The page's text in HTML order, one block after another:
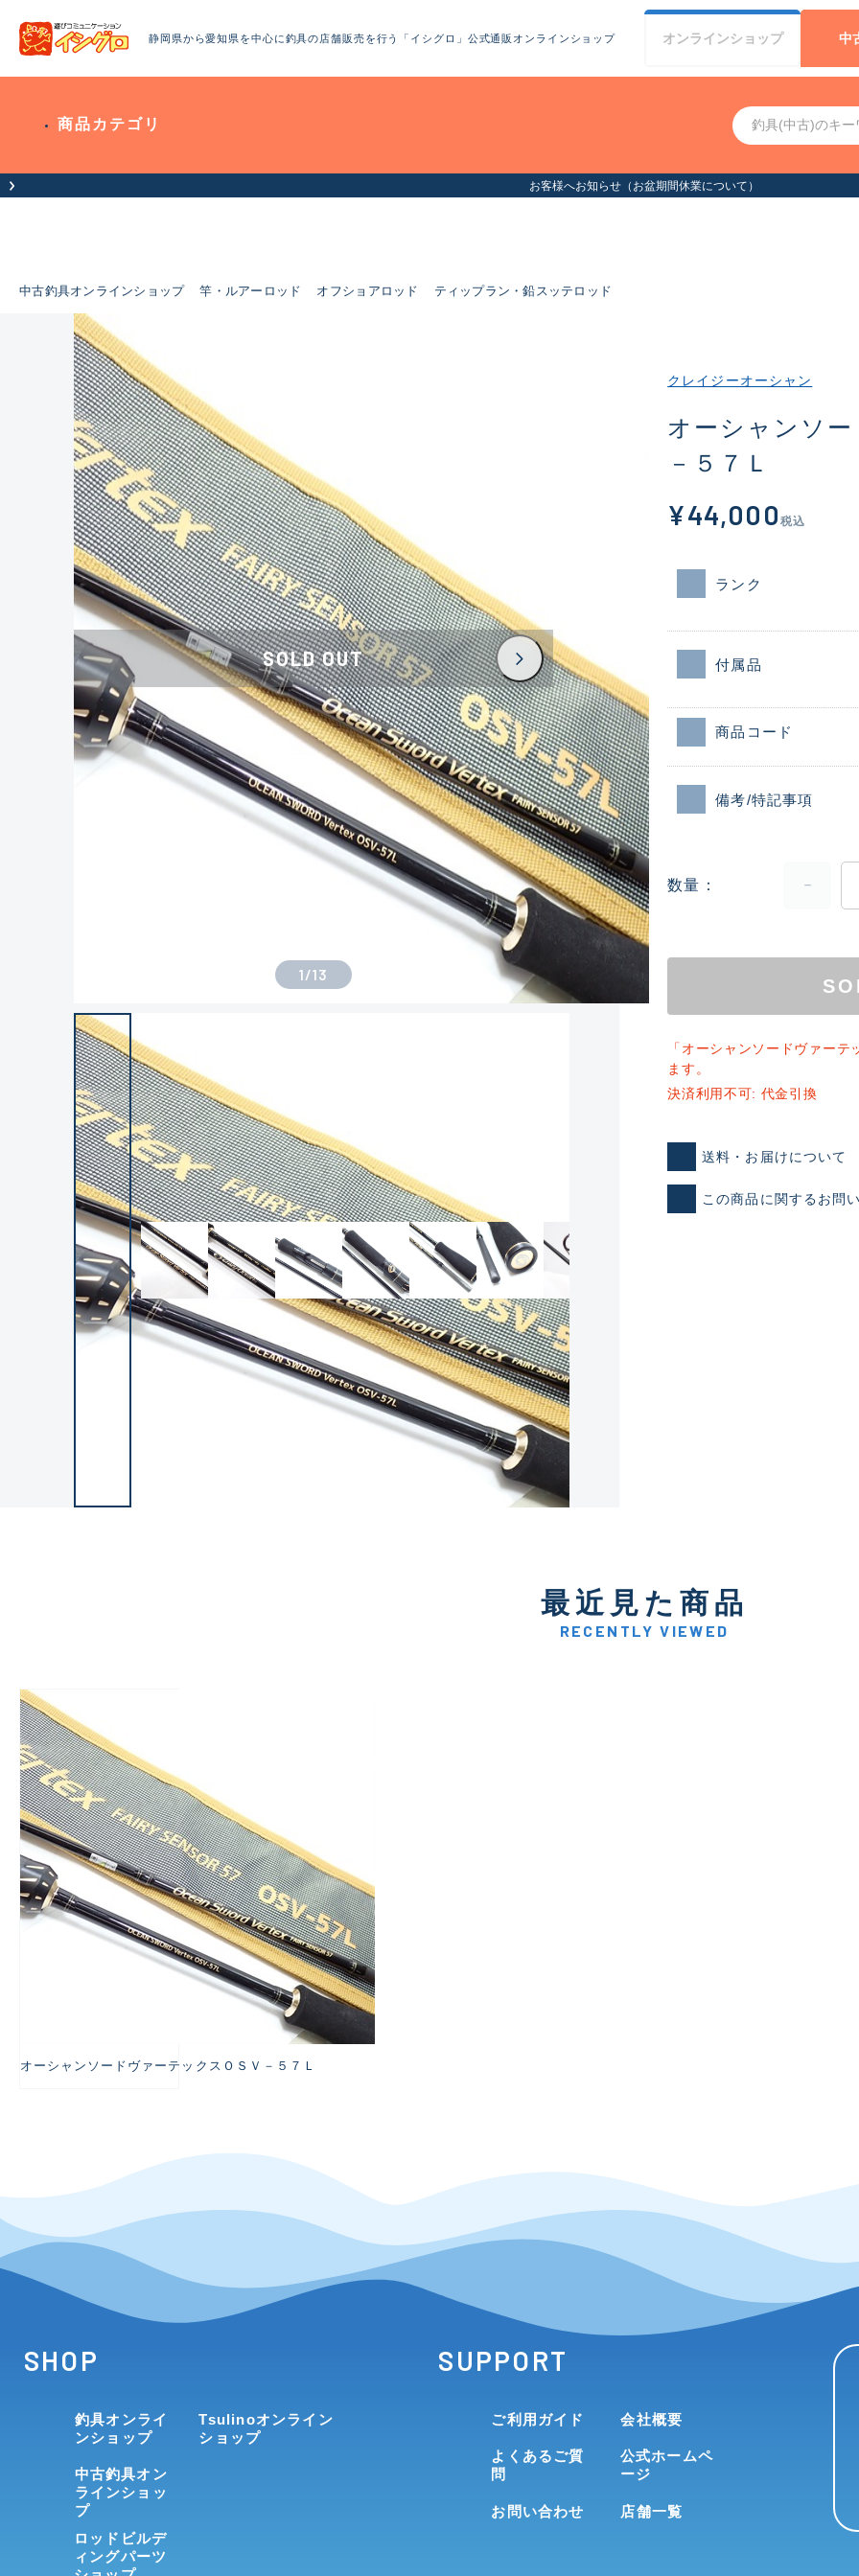
静岡県から愛知県を中心に釣具の店舗販売を行う「イシグロ」公式通販オンラインショップ オンラインショップ 中
商品カテゴリ
お客様へお知らせ（お盆期間休業について）
中古釣具オンラインショップ 竿・ルアーロッド オフショアロッド ティップラン・鉛スッテロッド
ランクとは？
良
新古品（メーカー問屋から
品）
※店頭展示時の置き傷が付いて
C-
い品
SOLD OUT
1/13
クレイジーオーシャン
オーシャンソ
－５７Ｌ
¥44,000 税込
ランク
付属品
商品コード
備考/特記事項
数量
「オーシャンソードヴァー
ます。
決済利用不可: 代金引換
送料・お届けについて
この商品に関するお問
最近見た商品
RECENTLY VIEWED
オーシャンソードヴァーテックスＯＳＶ－５７Ｌ
SHOP
釣具オンライ
ンショップ
中古釣具オン
ラインショッ
プ
ロッドビルデ
ィングパーツ
Tsulinoオンライン
ショップ
SUPPORT
ご利用ガイド
よくあるご質
問
お問い合わせ
会社概要
公式ホームペ
ージ
店舗一覧